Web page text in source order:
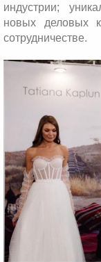
индустрии;
новых деловых
сотрудничестве.